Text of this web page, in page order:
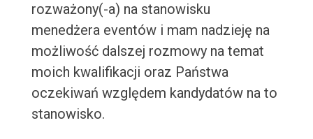
rozważony(-a) na stanowisku
menedżera eventów i mam nadzieję na
możliwość dalszej rozmowy na temat
moich kwalifikacji oraz Państwa
oczekiwań względem kandydatów na to
stanowisko.